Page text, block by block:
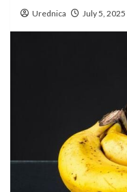
Urednica July 5, 2025